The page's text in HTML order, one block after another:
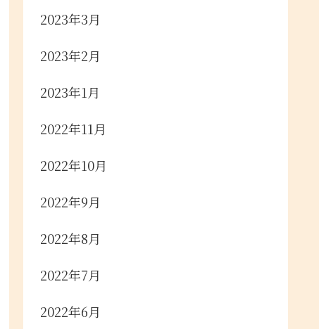
2023年3月
2023年2月
2023年1月
2022年11月
2022年10月
2022年9月
2022年8月
2022年7月
2022年6月